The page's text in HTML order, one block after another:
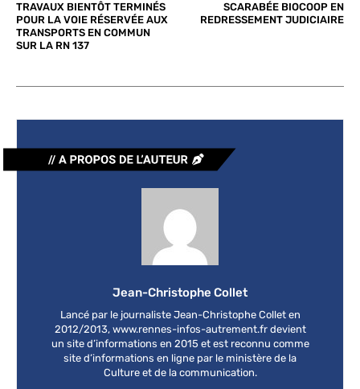
TRAVAUX BIENTÔT TERMINÉS
POUR LA VOIE RÉSERVÉE AUX
TRANSPORTS EN COMMUN
SUR LA RN 137
SCARABÉE BIOCOOP EN
REDRESSEMENT JUDICIAIRE
Jean-Christophe Collet
Lancé par le journaliste Jean-Christophe Collet en
2012/2013, www.rennes-infos-autrement.fr devient
un site d’informations en 2015 et est reconnu comme
site d’informations en ligne par le ministère de la
Culture et de la communication.